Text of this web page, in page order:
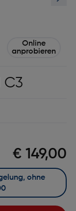
Online
anprobieren
C3
€ 149,00